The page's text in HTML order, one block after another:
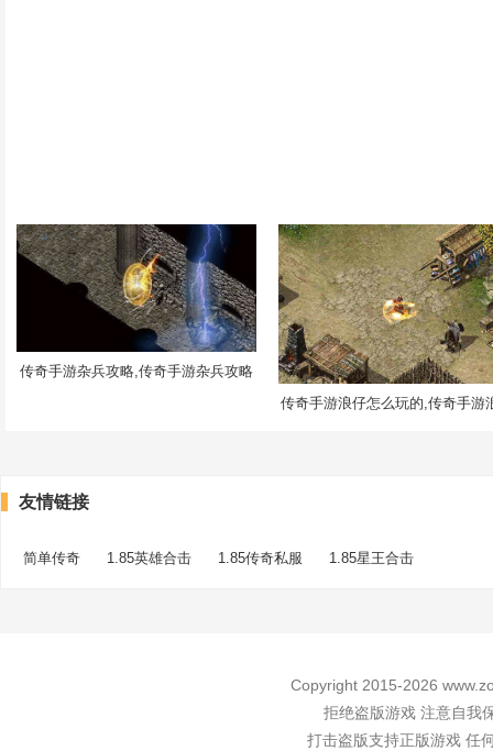
传奇手游杂兵攻略,传奇手游杂兵攻略
传奇手游浪仔怎么玩的,传奇手游
友情链接
简单传奇 1.85英雄合击 1.85传奇私服 1.85星王合击
Copyright 2015-2026
拒绝盗版游戏 注意自我
打击盗版支持正版游戏 任